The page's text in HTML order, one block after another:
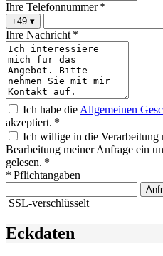
Ihre Telefonnummer *
+49 ▾
Ihre Nachricht *
Ich habe die Allgemeinen
akzeptiert. *
Ich willige in die Verarbeitung
Bearbeitung meiner Anfrage ein
gelesen. *
* Pflichtangaben
SSL-verschlüsselt
Eckdaten